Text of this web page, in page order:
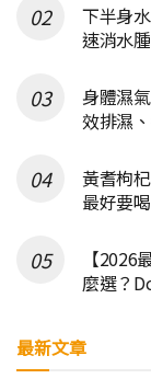
下半身
速消水
身體濕
效排濕
黃耆枸
最好要
【
麼選？
最新文章